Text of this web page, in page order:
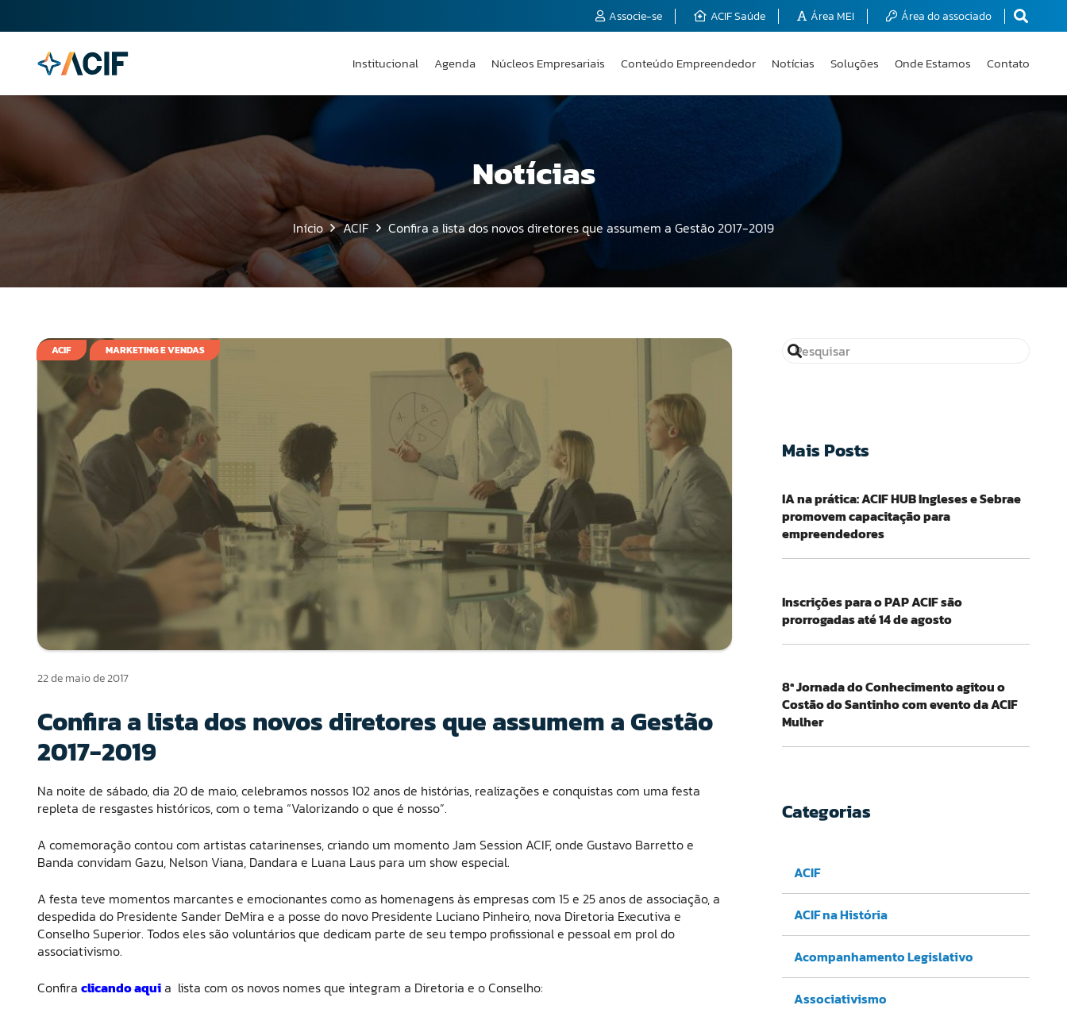
Associe-se ACIF Saúde Área MEI Área do associado
Institucional Agenda Núcleos Empresariais Conteúdo Empreendedor Notícias Soluções Onde Estamos Contato
Notícias
Início ACIF Confira a lista dos novos diretores que assumem a Gestão 2017-2019
ACIF MARKETING E VENDAS
22 de maio de 2017
Confira a lista dos novos diretores que assumem a Gestão
2017-2019
Na noite de sábado, dia 20 de maio, celebramos nossos 102 anos de histórias, realizações e conquistas com uma festa
repleta de resgastes históricos, com o tema “Valorizando o que é nosso”.
A comemoração contou com artistas catarinenses, criando um momento Jam Session ACIF, onde Gustavo Barretto e
Banda convidam Gazu, Nelson Viana, Dandara e Luana Laus para um show especial.
A festa teve momentos marcantes e emocionantes como as homenagens às empresas com 15 e 25 anos de associação, a
despedida do Presidente Sander DeMira e a posse do novo Presidente Luciano Pinheiro, nova Diretoria Executiva e
Conselho Superior. Todos eles são voluntários que dedicam parte de seu tempo profissional e pessoal em prol do
associativismo.
Confira clicando aquia lista com os novos nomes que integram a Diretoria e o Conselho:
Mais Posts
IA na prática: ACIF HUB Ingleses e Sebrae
promovem capacitação para
empreendedores
Inscrições para o PAP ACIF são
prorrogadas até 14 de agosto
8ª Jornada do Conhecimento agitou o
Costão do Santinho com evento da ACIF
Mulher
Categorias
ACIF
ACIF na História
Acompanhamento Legislativo
Associativismo